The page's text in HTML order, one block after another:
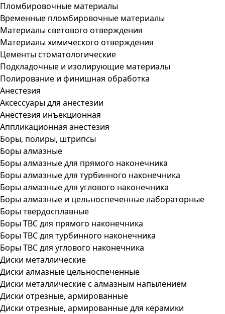
Пломбировочные материалы
Временные пломбировочные материалы
Материалы светового отверждения
Материалы химического отверждения
Цементы стоматологические
Подкладочные и изолирующие материалы
Полирование и финишная обработка
Анестезия
Аксессуары для анестезии
Анестезия инъекционная
Аппликационная анестезия
Боры, полиры, штрипсы
Боры алмазные
Боры алмазные для прямого наконечника
Боры алмазные для турбинного наконечника
Боры алмазные для углового наконечника
Боры алмазные и цельноспеченные лабораторные
Боры твердосплавные
Боры ТВС для прямого наконечника
Боры ТВС для турбинного наконечника
Боры ТВС для углового наконечника
Диски металлические
Диски алмазные цельноспеченные
Диски металлические с алмазным напылением
Диски отрезные, армированные
Диски отрезные, армированные для керамики